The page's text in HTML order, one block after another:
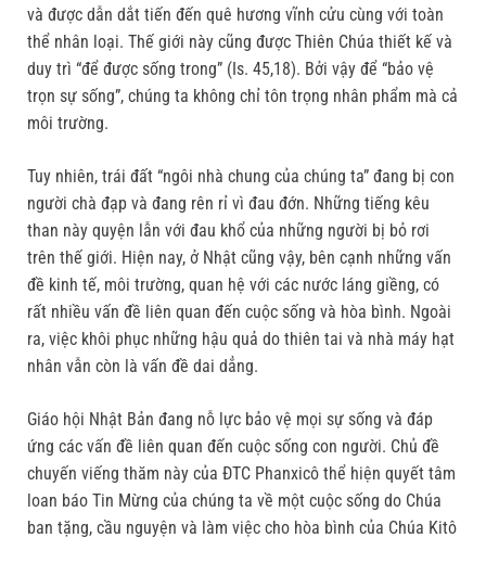
và được dẫn dắt tiến đến quê hương vĩnh cửu cùng với toàn
thể nhân loại. Thế giới này cũng được Thiên Chúa thiết kế và
duy trì “để được sống trong” (Is. 45,18). Bởi vậy để “bảo vệ
trọn sự sống”, chúng ta không chỉ tôn trọng nhân phẩm mà cả
môi trường.
Tuy nhiên, trái đất “ngôi nhà chung của chúng ta” đang bị con
người chà đạp và đang rên rỉ vì đau đớn. Những tiếng kêu
than này quyện lẫn với đau khổ của những người bị bỏ rơi
trên thế giới. Hiện nay, ở Nhật cũng vậy, bên cạnh những vấn
đề kinh tế, môi trường, quan hệ với các nước láng giềng, có
rất nhiều vấn đề liên quan đến cuộc sống và hòa bình. Ngoài
ra, việc khôi phục những hậu quả do thiên tai và nhà máy hạt
nhân vẫn còn là vấn đề dai dẳng.
Giáo hội Nhật Bản đang nỗ lực bảo vệ mọi sự sống và đáp
ứng các vấn đề liên quan đến cuộc sống con người. Chủ đề
chuyến viếng thăm này của ĐTC Phanxicô thể hiện quyết tâm
loan báo Tin Mừng của chúng ta về một cuộc sống do Chúa
ban tặng, cầu nguyện và làm việc cho hòa bình của Chúa Kitô